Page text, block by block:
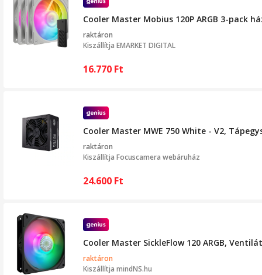
Cooler Master Mobius 120P ARGB 3-pack
raktáron
Kiszállítja EMARKET DIGITAL
16.770 Ft
Cooler Master MWE 750 White - V2,
raktáron
Kiszállítja Focuscamera webáruház
24.600 Ft
Cooler Master SickleFlow 120 ARGB,
raktáron
Kiszállítja mindNS.hu